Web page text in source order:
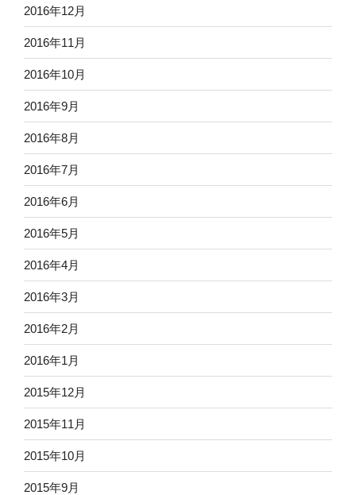
2016年12月
2016年11月
2016年10月
2016年9月
2016年8月
2016年7月
2016年6月
2016年5月
2016年4月
2016年3月
2016年2月
2016年1月
2015年12月
2015年11月
2015年10月
2015年9月